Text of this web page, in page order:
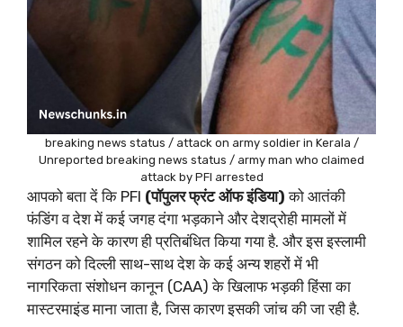
breaking news status / attack on army soldier in Kerala /
Unreported breaking news status / army man who claimed
attack by PFI arrested
आपको बता दें कि PFI (पॉपुलर फ्रंट ऑफ इंडिया) को आतंकी
फंडिंग व देश में कई जगह दंगा भड़काने और देशद्रोही मामलों में
शामिल रहने के कारण ही प्रतिबंधित किया गया है. और इस इस्लामी
संगठन को दिल्ली साथ-साथ देश के कई अन्य शहरों में भी
नागरिकता संशोधन कानून (CAA) के खिलाफ भड़की हिंसा का
मास्टरमाइंड माना जाता है, जिस कारण इसकी जांच की जा रही है.